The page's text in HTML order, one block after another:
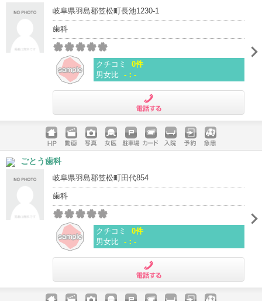
岐阜県羽島郡笠松町長池1230-1
歯科
クチコミ
0件
男女比 -：-
ホームペ
ージ
動画 写真 女医 駐車場
クレジッ
入院 予約 急患
ごとう歯科
岐阜県羽島郡笠松町田代854
歯科
クチコミ
0件
男女比 -：-